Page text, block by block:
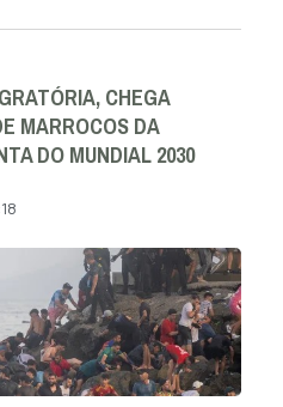
CHEGA
MARROCOS DA
DO MUNDIAL 2030